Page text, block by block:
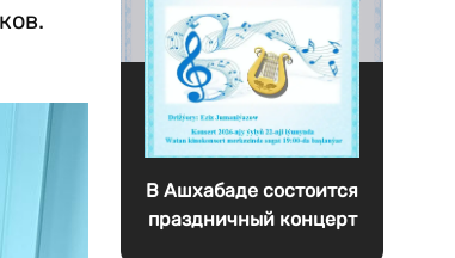
В Ашхабаде состоится
праздничный концерт